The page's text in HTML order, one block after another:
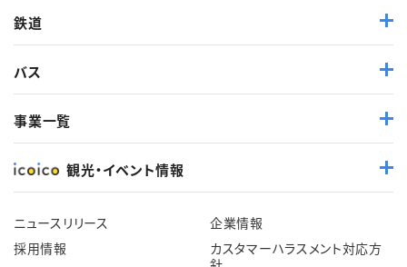
鉄道
バス
事業一覧
観光・イベント情報
ニュースリリース
企業情報
採用情報
カスタマーハラスメント対応方